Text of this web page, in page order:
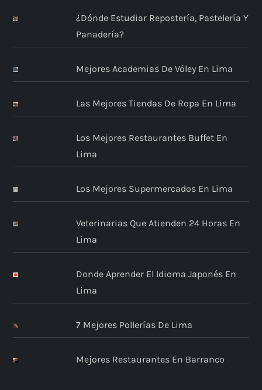
¿Dónde Estudiar Repostería, Pastelería Y
Panadería?
Mejores Academias De Vóley En Lima
Las Mejores Tiendas De Ropa En Lima
Los Mejores Restaurantes Buffet En
Lima
Los Mejores Supermercados En Lima
Veterinarias Que Atienden 24 Horas En
Lima
Donde Aprender El Idioma Japonés En
Lima
7 Mejores Pollerías De Lima
Mejores Restaurantes En Barranco